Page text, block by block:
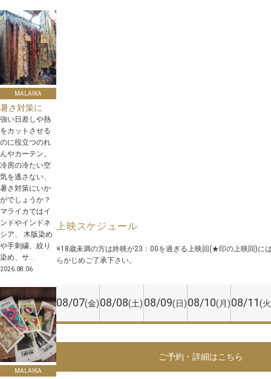
MALAIKA
暑さ対策に
強い日差しや熱
をカットさせる
のに役立つのれ
んやカーテン。
冷房の冷たい空
気を逃さない、
暑さ対策にいか
がでしょうか？
マライカではイ
ンドやインドネ
シア、 木版染め
や手刺繍、絞り
染め、サ...
2026.08.06
MALAIKA
上映スケジュール
※18歳未満の方は終映が23：00を過ぎる上映回(★印の上映回)に
らかじめご了承下さい。
08/07(金)08/08(土) 08/09(日)08/10(月)08/11(
ご予約・詳細はこちら